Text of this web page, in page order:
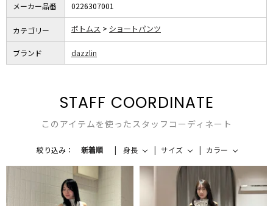
メーカー品番 0226307001
カテゴリー ボトムス ショートパンツ
ブランド dazzlin
STAFF COORDINATE
このアイテムを使ったスタッフコーディネート
絞り込み： 新着順 身長 サイズ カラー